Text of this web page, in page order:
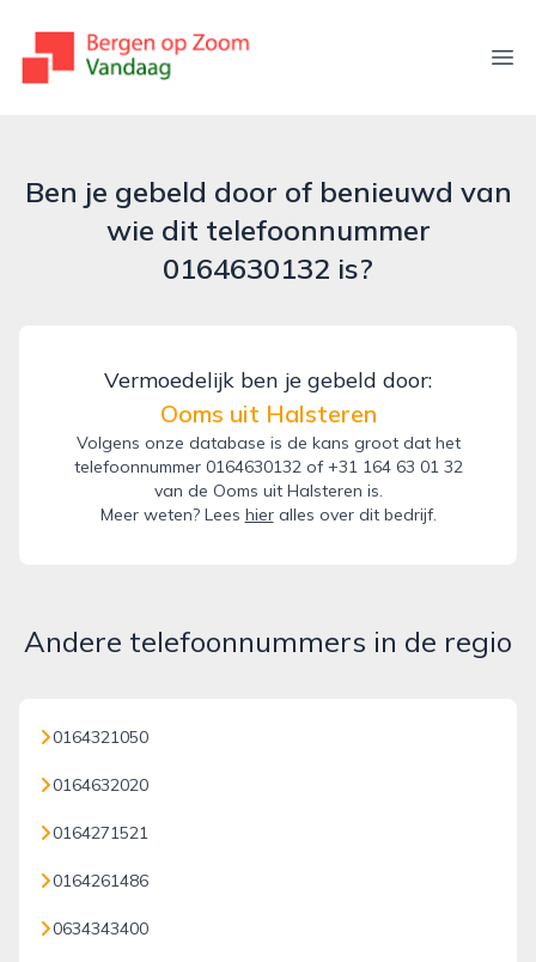
bergenopzoomvandaag.nl
Ben je gebeld door of benieuwd van
wie dit telefoonnummer
0164630132 is?
Vermoedelijk ben je gebeld door:
Ooms uit Halsteren
Volgens onze database is de kans groot dat het
telefoonnummer 0164630132 of +31 164 63 01 32
van de Ooms uit Halsteren is.
Meer weten? Lees hieralles over dit bedrijf.
Andere telefoonnummers in de regio
0164321050
0164632020
0164271521
0164261486
0634343400